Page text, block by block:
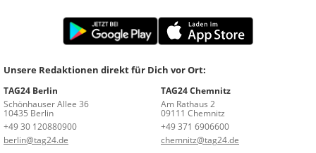
Unsere Redaktionen direkt für Dich vor Ort:
TAG24 Berlin
Schönhauser Allee 36
10435 Berlin
+49 30 120880900
berlin@tag24.de
TAG24 Chemnitz
Am Rathaus 2
09111 Chemnitz
+49 371 6906600
chemnitz@tag24.de